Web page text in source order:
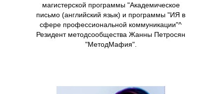
магистерской программы "Академическое
письмо (английский язык) и программы "ИЯ в
сфере профессиональной коммуникации"^
Резидент методсообщества Жанны Петросян
"МетодМафия".